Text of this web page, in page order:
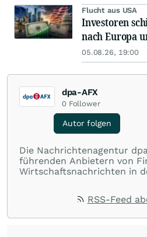
Flucht aus USA
Investoren
nach Europa
05.08.26, 19:00
dpa-AFX
0 Follower
Autor folgen
Die Nachrichtenagentur
führenden Anbietern von
Wirtschaftsnachrichten in
englischer Sprache.
dpa-AFX unabhängig,
RSS-Feed